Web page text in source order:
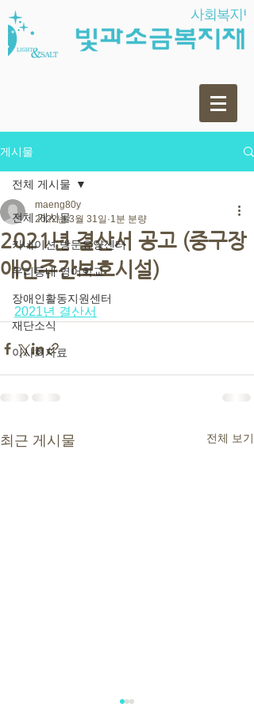
게시물
전체 게시물
카네이션 방문요양센터
우리동네 영어학교
장애인활동지원센터
재단소식
이사회자료
전체 게시물
2021년 결산서 공고 (중구장
애인주간보호시설)
maeng80y
2022년 3월 31일 1분 분량
2021년 결산서
최근 게시물 전체 보기